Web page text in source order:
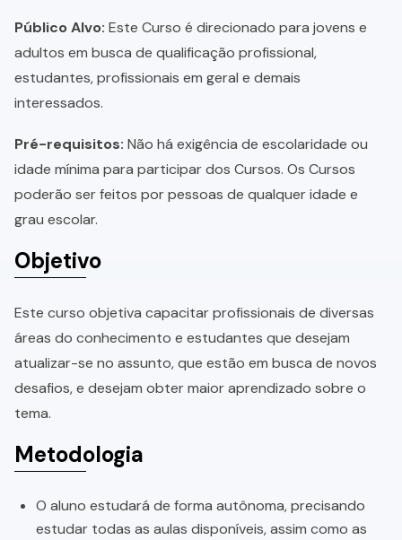
Público Alvo: Este Curso é direcionado para jovens e
adultos em busca de qualificação profissional,
estudantes, profissionais em geral e demais
interessados.
Pré-requisitos: Não há exigência de escolaridade ou
idade mínima para participar dos Cursos. Os Cursos
poderão ser feitos por pessoas de qualquer idade e
grau escolar.
Objetivo
Este curso objetiva capacitar profissionais de diversas
áreas do conhecimento e estudantes que desejam
atualizar-se no assunto, que estão em busca de novos
desafios, e desejam obter maior aprendizado sobre o
tema.
Metodologia
O aluno estudará de forma autônoma, precisando
estudar todas as aulas disponíveis, assim como as